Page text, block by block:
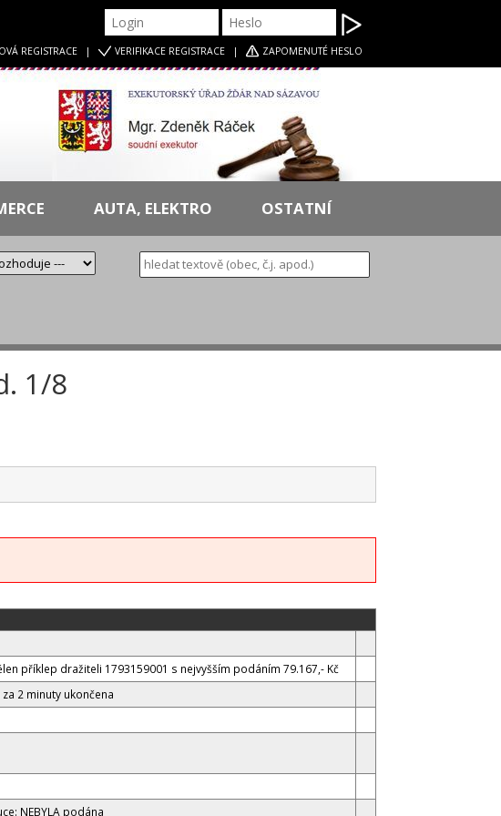
REGISTRACE| VERIFIKACEREGISTRACE| ZAPOMENUTÉ HESLO
AUTA, ELEKTRO OSTATNÍ
1/8
příklep dražiteli 1793159001 s nejvyšším podáním 79.167,- Kč
2 minuty ukončena
NEBYLA podána